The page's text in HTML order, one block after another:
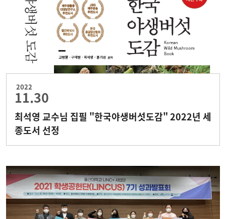
2022
11.30
최석영 교수님 집필 "한국야생버섯도감" 2022년 세
종도서 선정